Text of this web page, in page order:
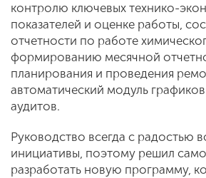
контролю ключевых технико-
показателей и оценке работы,
отчетности по работе
формированию месячной
планирования и проведения
автоматический модуль
аудитов.
Руководство всегда с радостью
инициативы, поэтому решил
разработать новую программу,